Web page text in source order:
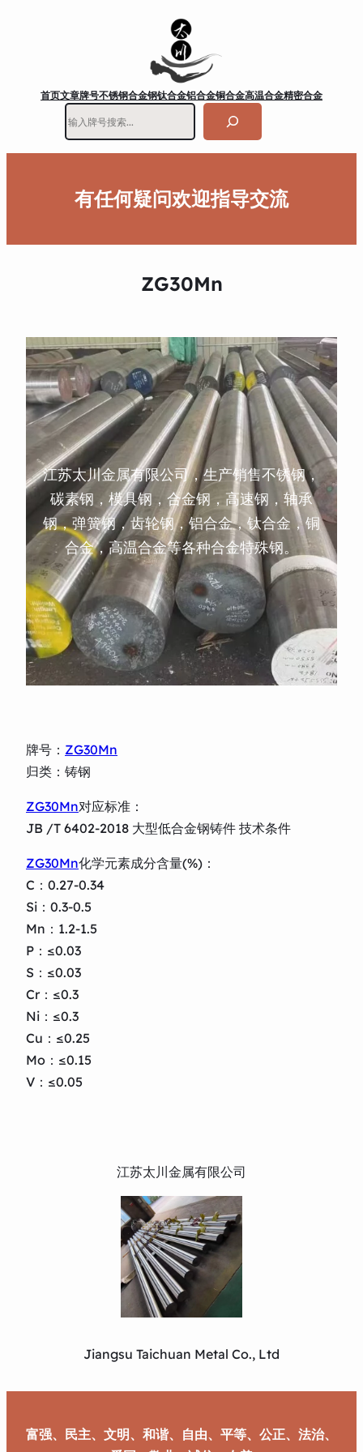
首页文章牌号不锈钢合金钢钛合金铝合金铜合金高温合金精密合金
有任何疑问欢迎指导交流
ZG30Mn
江苏太川金属有限公司，生产销售不锈钢，
碳素钢，模具钢，合金钢，高速钢，轴承
钢，弹簧钢，齿轮钢，铝合金，钛合金，铜
合金，高温合金等各种合金特殊钢。
牌号： ZG30Mn
归类：铸钢
ZG30Mn对应标准：
JB /T 6402-2018 大型低合金钢铸件 技术条件
ZG30Mn化学元素成分含量(%)：
C：0.27-0.34
Si：0.3-0.5
Mn：1.2-1.5
P：≤0.03
S：≤0.03
Cr：≤0.3
Ni：≤0.3
Cu：≤0.25
Mo：≤0.15
V：≤0.05
江苏太川金属有限公司
Jiangsu Taichuan Metal Co., Ltd
富强、民主、文明、和谐、自由、平等、公正、法治、